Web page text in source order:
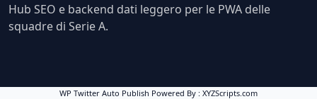
Hub SEO e backend dati leggero per le PWA delle
squadre di Serie A.
WP Twitter Auto Publish Powered By : XYZScripts.com